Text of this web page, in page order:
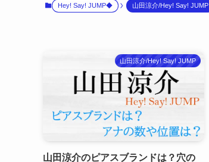
Hey! Say! JUMP◆ 山田涼介/Hey! Say! JUMP
山田涼介/Hey! Say! JUMP
山田涼介のピアスブランドは？穴の